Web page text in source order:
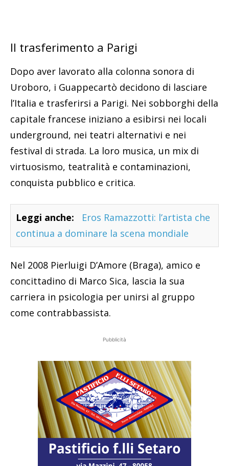
Il trasferimento a Parigi
Dopo aver lavorato alla colonna sonora di
Uroboro, i Guappecartò decidono di lasciare
l’Italia e trasferirsi a Parigi. Nei sobborghi della
capitale francese iniziano a esibirsi nei locali
underground, nei teatri alternativi e nei
festival di strada. La loro musica, un mix di
virtuosismo, teatralità e contaminazioni,
conquista pubblico e critica.
Leggi anche:
Eros Ramazzotti: l’artista che
continua a dominare la scena mondiale
Nel 2008 Pierluigi D’Amore (Braga), amico e
concittadino di Marco Sica, lascia la sua
carriera in psicologia per unirsi al gruppo
come contrabbassista.
Pubblicità